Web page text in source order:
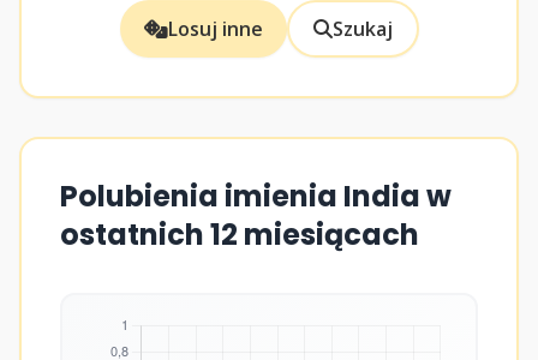
Losuj inne Szukaj
Polubienia imienia India w
ostatnich 12 miesiącach